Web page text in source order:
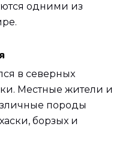
одними из
в северных
Местные жители и
породы
борзых и